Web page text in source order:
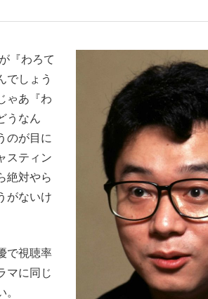
した“NPB聞... 「クマが悪者
もっと見る
もっと見る
『わろて
でしょう
ゃあ『わ
うなん
のが目に
スティン
絶対やら
がないけ
で視聴率
マに同じ